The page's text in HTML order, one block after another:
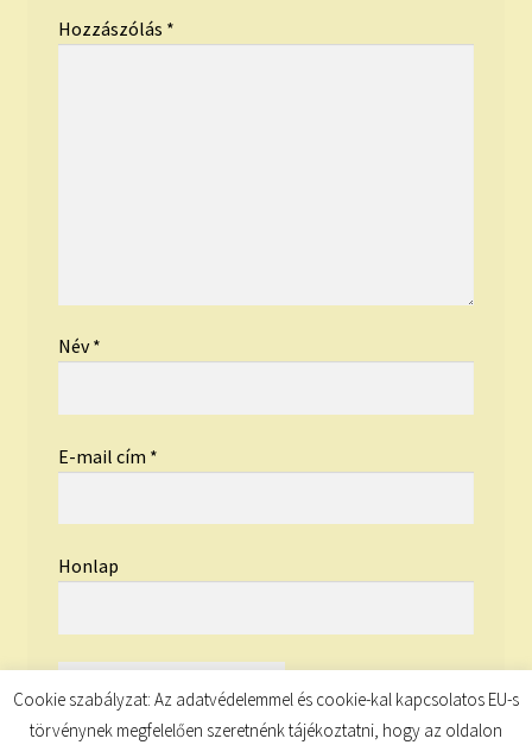
Hozzászólás *
Név*
E-mail cím *
Honlap
Cookie szabályzat: Az adatvédelemmel és cookie-kal kapcsolatos EU-s
törvénynek megfelelően szeretnénk tájékoztatni, hogy az oldalon